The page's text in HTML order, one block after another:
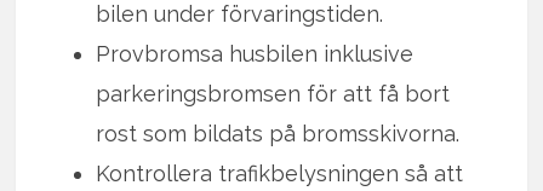
bilen under förvaringstiden.
Provbromsa husbilen inklusive
parkeringsbromsen för att få bort
rost som bildats på bromsskivorna.
Kontrollera trafikbelysningen så att